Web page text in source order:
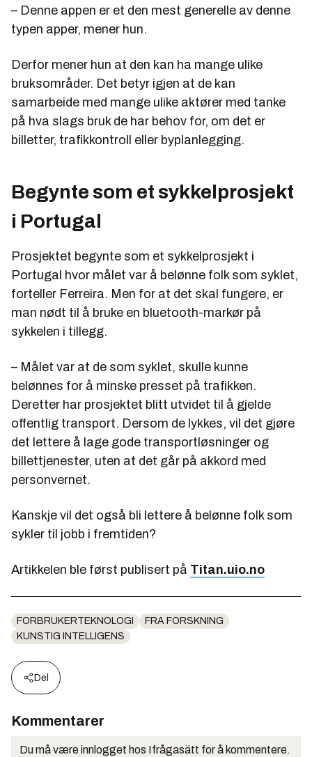
– Denne appen er et den mest generelle av denne
typen apper, mener hun.
Derfor mener hun at den kan ha mange ulike
bruksområder. Det betyr igjen at de kan
samarbeide med mange ulike aktører med tanke
på hva slags bruk de har behov for, om det er
billetter, trafikkontroll eller byplanlegging.
Begynte som et sykkelprosjekt
i Portugal
Prosjektet begynte som et sykkelprosjekt i
Portugal hvor målet var å belønne folk som syklet,
forteller Ferreira. Men for at det skal fungere, er
man nødt til å bruke en bluetooth-markør på
sykkelen i tillegg.
– Målet var at de som syklet, skulle kunne
belønnes for å minske presset på trafikken.
Deretter har prosjektet blitt utvidet til å gjelde
offentlig transport. Dersom de lykkes, vil det gjøre
det lettere å lage gode transportløsninger og
billettjenester, uten at det går på akkord med
personvernet.
Kanskje vil det også bli lettere å belønne folk som
sykler til jobb i fremtiden?
Artikkelen ble først publisert på Titan.uio.no
FORBRUKERTEKNOLOGI
FRA FORSKNING
KUNSTIG INTELLIGENS
Del
Kommentarer
Du må være innlogget hos Ifrågasätt for å kommentere.